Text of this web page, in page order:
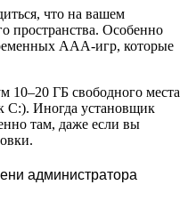
что на вашем
пространства. Особенно
AAA-игр, которые
10–20 ГБ свободного места
C:). Иногда установщик
там, даже если вы
администратора